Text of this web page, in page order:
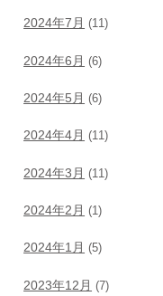
2024年7月 (11)
2024年6月 (6)
2024年5月 (6)
2024年4月 (11)
2024年3月 (11)
2024年2月 (1)
2024年1月 (5)
2023年12月 (7)